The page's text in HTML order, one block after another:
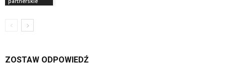
ZOSTAW ODPOWIEDŹ